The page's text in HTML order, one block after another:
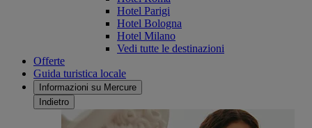
Hotel Parigi
Hotel Bologna
Hotel Milano
Vedi tutte le destinazioni
Offerte
Guida turistica locale
Informazioni su Mercure
Indietro